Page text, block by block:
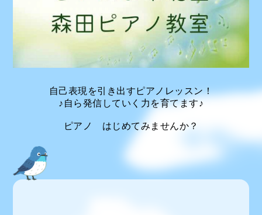
自己表現を引き出すピアノレッスン！
♪自ら発信していく力を育てます♪
ピアノ はじめてみませんか？